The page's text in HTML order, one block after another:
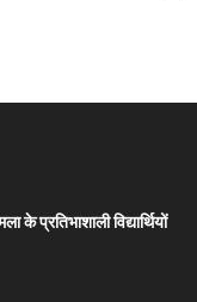
प्रतिभाशाली विद्यार्थियों